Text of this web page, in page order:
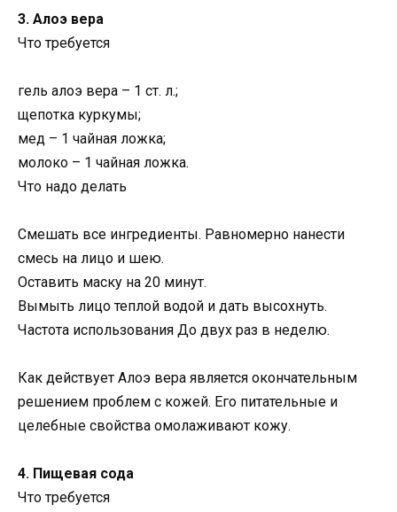
3. Алоэ вера
Что требуется
гель алоэ вера – 1 ст. л.;
щепотка куркумы;
мед – 1 чайная ложка;
молоко – 1 чайная ложка.
Что надо делать
Смешать все ингредиенты. Равномерно нанести
смесь на лицо и шею.
Оставить маску на 20 минут.
Вымыть лицо теплой водой и дать высохнуть.
Частота использования До двух раз в неделю.
Как действует Алоэ вера является окончательным
решением проблем с кожей. Его питательные и
целебные свойства омолаживают кожу.
4. Пищевая сода
Что требуется